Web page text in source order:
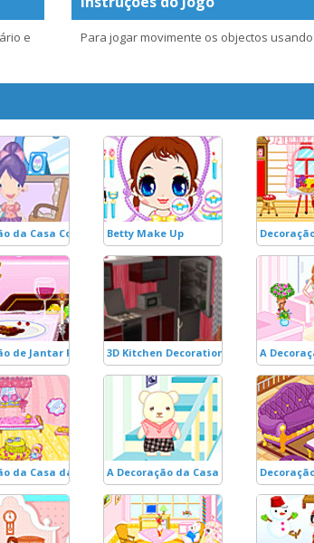
e
Para jogar movimente os objectos
da Casa CogumeloBetty Make Up
de Jantar Romântico!3D Kitchen Decoration A
da Casa da Boneca RoA Decoração da Casa Azul